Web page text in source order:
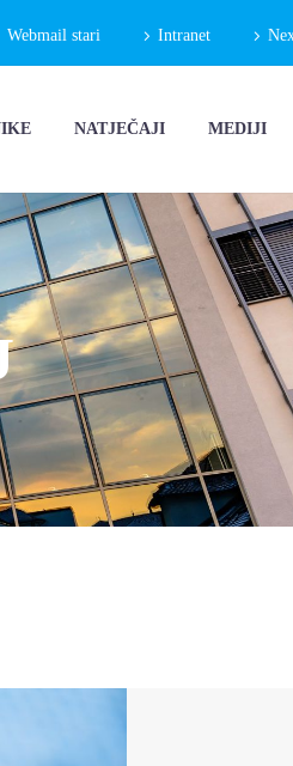
Webmail stari Intranet
NATJEČAJI MEDIJI